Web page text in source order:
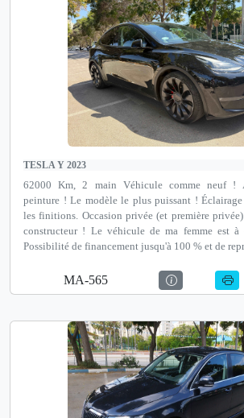
TESLA Y 2023
62000 Km, 2 main Véhicule comme neuf !
peinture ! Le modèle le plus puissant !
les finitions. Occasion privée (et première
constructeur ! Le véhicule de ma femme est à
Possibilité de financement jusqu'à 100 % et de
par le ministère des Transports, David Pinkas 35,
MA-565